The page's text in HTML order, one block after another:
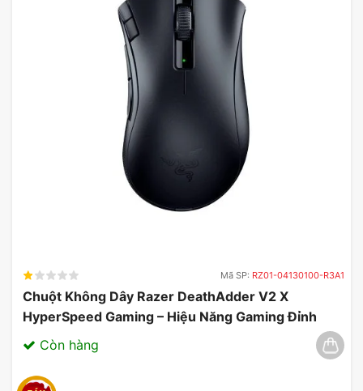
Micrô analog định hướng được tinh chỉnh giúp giao
tiếp bằng giọng nói rõ ràng và đạt chứng nhận từ
Discord và TeamSpeak.
Mã SP: RZ01-04130100-R3A1
Chuột Không Dây Razer DeathAdder V2 X
HyperSpeed Gaming – Hiệu Năng Gaming Đỉnh
Cao 03/2025
Còn hàng